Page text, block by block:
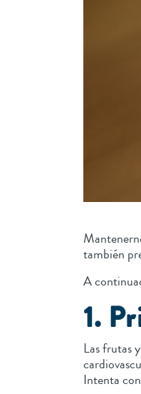
también
A
1.
Las frutas
Intenta